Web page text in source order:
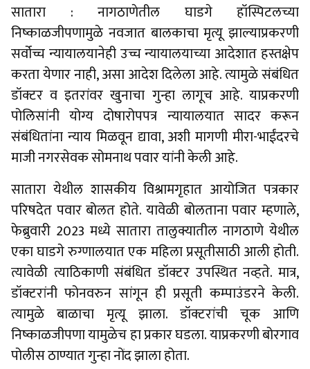
सातारा : नागठाणेतील घाडगे हॉस्पिटलच्या
निष्काळजीपणामुळे नवजात बालकाचा मृत्यू झाल्याप्रकरणी
सर्वोच्च न्यायालयानेही उच्च न्यायालयाच्या आदेशात हस्तक्षेप
करता येणार नाही, असा आदेश दिलेला आहे. त्यामुळे संबंधित
डॉक्टर व इतरांवर खुनाचा गुन्हा लागूच आहे. याप्रकरणी
पोलिसांनी योग्य दोषारोपपत्र न्यायालयात सादर करून
संबंधितांना न्याय मिळवून द्यावा, अशी मागणी मीरा-भाईंदरचे
माजी नगरसेवक सोमनाथ पवार यांनी केली आहे.
सातारा येथील शासकीय विश्रामगृहात आयोजित पत्रकार
परिषदेत पवार बोलत होते. यावेळी बोलताना पवार म्हणाले,
फेब्रुवारी 2023 मध्ये सातारा तालुक्यातील नागठाणे येथील
एका घाडगे रुग्णालयात एक महिला प्रसूतीसाठी आली होती.
त्यावेळी त्याठिकाणी संबंधित डॉक्टर उपस्थित नव्हते. मात्र,
डॉक्टरांनी फोनवरुन सांगून ही प्रसूती कम्पाउंडरने केली.
त्यामुळे बाळाचा मृत्यू झाला. डॉक्टरांची चूक आणि
निष्काळजीपणा यामुळेच हा प्रकार घडला. याप्रकरणी बोरगाव
पोलीस ठाण्यात गुन्हा नोंद झाला होता.